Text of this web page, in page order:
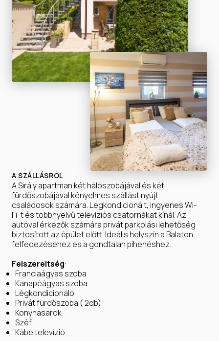
A SZÁLLÁSRÓL
A Sirály apartman két hálószobájával és két
fürdőszobájával kényelmes szállást nyújt
családosok számára. Légkondicionált, ingyenes Wi-
Fi-t és többnyelvű televíziós csatornákat kínál. Az
autóval érkezők számára privát parkolási lehetőség
biztosított az épület előtt. Ideális helyszín a Balaton
felfedezéséhez és a gondtalan pihenéshez.
Felszereltség:
Franciaágyas szoba
Kanapéágyas szoba
Légkondicionáló
Privát fürdőszoba ( 2db)
Konyhasarok
Széf
Kábeltelevízió